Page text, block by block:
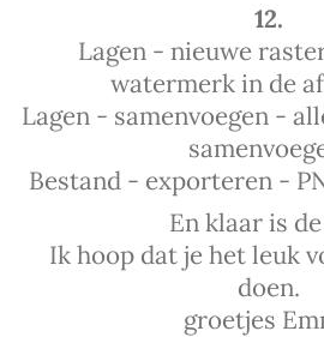
12.
Lagen - nieuwe
watermerk in de
Lagen - samenvoegen -
Bestand - exporteren -
En klaar is
Ik hoop dat je het leuk
doen.
groetjes